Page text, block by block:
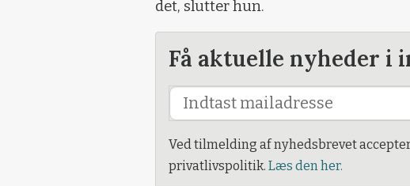
det, slutter hun.
Få aktuelle nyheder i
Ved tilmelding af nyhedsbrevet
privatlivspolitik. Læs den her.